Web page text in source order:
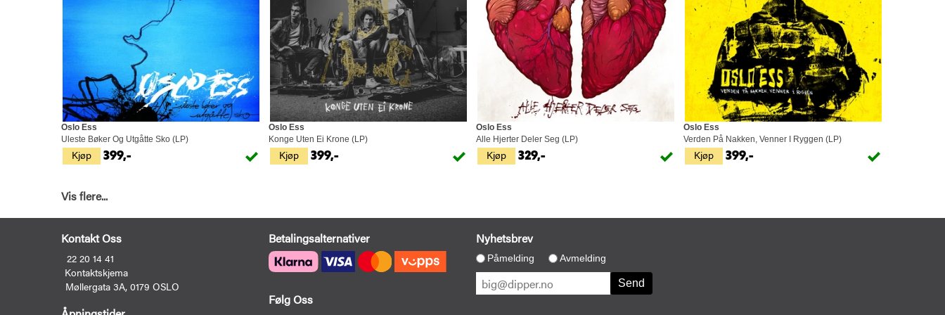
Kjøp
Oslo Ess
Uleste Bøker Og Utgåtte Sko (LP)
399,- Kjøp
Oslo Ess
Konge Uten Ei Krone (LP)
399,- Kjøp
Oslo Ess
Alle Hjerter Deler Seg (LP)
329,- Kjøp
Oslo Ess
Verden På Nakken, Venner I Ryggen (LP)
399,-
Vis flere...
Kontakt Oss
22 20 14 41
Kontaktskjema
Møllergata 3A, 0179 OSLO
Betalingsalternativer
Følg Oss
Nyhetsbrev
Påmelding Avmelding